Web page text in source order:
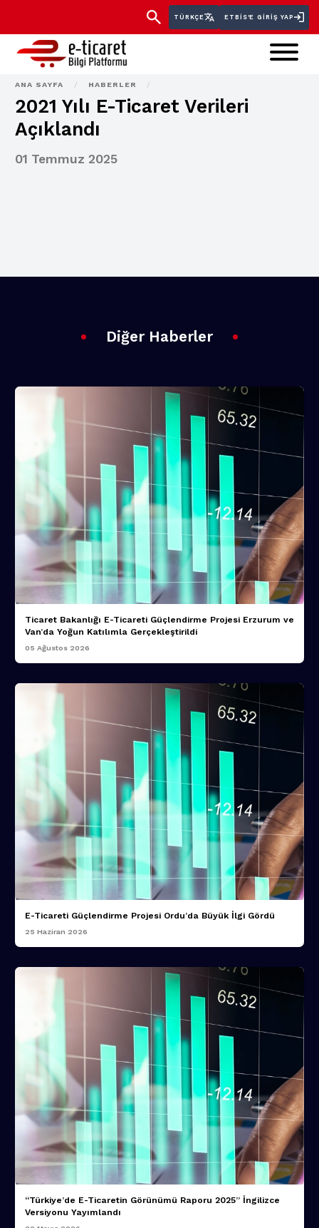
TÜRKÇE ETBİS'E GIRIŞ YAP
ANA SAYFA / HABERLER /
2021 Yılı E-Ticaret Verileri
Açıklandı
01 Temmuz 2025
Diğer Haberler
Ticaret Bakanlığı E-Ticareti Güçlendirme Projesi Erzurum ve
Van’da Yoğun Katılımla Gerçekleştirildi
05 Ağustos 2026
E-Ticareti Güçlendirme Projesi Ordu’da Büyük İlgi Gördü
25 Haziran 2026
“Türkiye’de E-Ticaretin Görünümü Raporu 2025” İngilizce
Versiyonu Yayımlandı